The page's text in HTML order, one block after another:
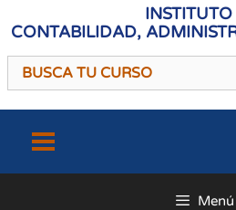
CONTABILIDAD,
Menú